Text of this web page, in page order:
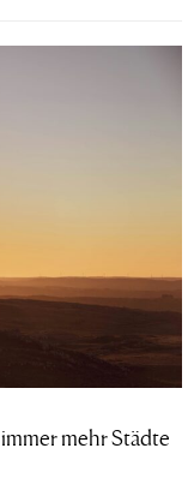
mehr Städte